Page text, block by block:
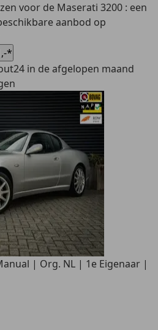
voor de Maserati 3200 : een
aanbod op
*
in de afgelopen maand
| Org. NL | 1e Eigenaar |